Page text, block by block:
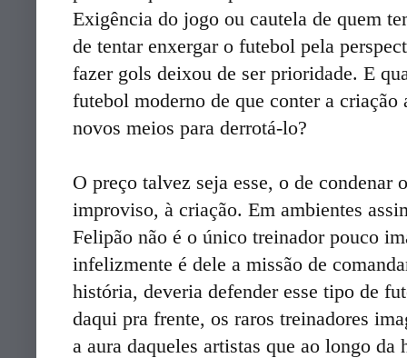
Exigência do jogo ou cautela de quem
de tentar enxergar o futebol pela
fazer gols deixou de ser prioridade. E
futebol moderno de que conter a
novos meios para derrotá-lo?
O preço talvez seja esse, o de
improviso, à criação. Em ambientes
Felipão não é o único treinador pouco
infelizmente é dele a missão de
história, deveria defender esse tipo de
daqui pra frente, os raros treinadores
a aura daqueles artistas que ao longo